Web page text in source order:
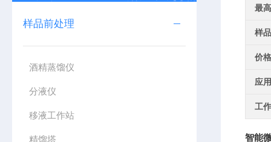
样品前处理
酒精蒸馏仪
分液仪
移液工作站
精馏塔
最
样
价
应
工
智能